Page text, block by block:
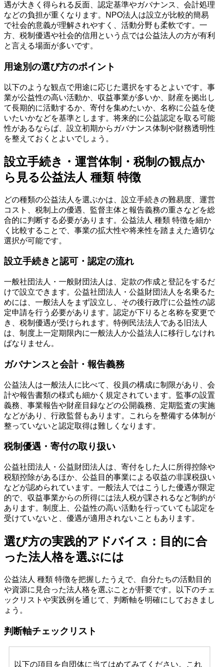
遇が大きく得られる反面、認定基準やガバナンス、会計処理
などの負担が重くなります。NPO法人は設立が比較的簡易
で社会的意義が理解されやすく、活動分野も柔軟です。一
方、税制優遇や社会的信用という点では公益法人の方が有利
と言える場面が多いです。
用途別の選び方のポイント
以下のような観点で用途に応じた選択をするとよいです。事
業が公益性の高い活動か、収益事業が多いか、財産を拠出し
て長期的に活動するか、寄付を集めたいか、名称に公益を使
いたいかなどを基準とします。将来的に公益認定を取る可能
性があるならば、設立初期からガバナンス体制や財務透明性
を整えておくとよいでしょう。
設立手続き・運営体制・税制の観点か
ら見る公益法人 種類 特徴
どの種類の公益法人を選ぶかは、設立手続きの難易度、運営
コスト、税制上の優遇、監督主体と報告義務の重さなどを総
合的に判断する必要があります。公益法人 種類 特徴を細か
く比較することで、事業の拡大性や将来性を踏まえた適切な
選択が可能です。
設立手続きと認可・認定の流れ
一般社団法人・一般財団法人は、定款の作成と登記をするだ
けで設立できます。公益社団法人・公益財団法人を名乗るた
めには、一般法人をまず設立し、その後行政庁に公益性の認
定申請を行う必要があります。認定が下りると名称を変更で
き、税制優遇が受けられます。特例民法法人である旧法人
は、制度上一定期限内に一般法人か公益法人に移行しなけれ
ばなりません。
ガバナンスと会計・報告義務
公益法人は一般法人に比べて、役員の構成に制限があり、会
計や報告書類の様式も細かく規定されています。監事の設置
義務、事業報告や財産目録などの公開義務、定期監査の実施
などがあり、行政監督もあります。これらを整備する体制が
整っていないと認定取得は難しくなります。
税制優遇・寄付の取り扱い
公益社団法人・公益財団法人は、寄付をした人に所得控除や
税額控除があるほか、公益目的事業による収益の非課税扱い
などが認められています。一般法人ではこうした優遇が限定
的で、収益事業からの所得には法人税が課されるなど制約が
あります。制度上、公益性の高い活動を行っていても認定を
受けていないと、優遇が適用されないこともあります。
選び方の実践的アドバイス：目的に合
った法人格を選ぶには
公益法人 種類 特徴を把握したうえで、自分たちの活動目的
や資源に見合った法人格を選ぶことが肝要です。以下のチェ
ックリストや実践例を通じて、判断軸を明確にしておきまし
ょう。
判断軸チェックリスト
以下の項目を自団体に当てはめてみてください。これ